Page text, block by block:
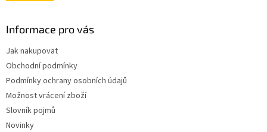
Informace pro vás
Jak nakupovat
Obchodní podmínky
Podmínky ochrany osobních údajů
Možnost vrácení zboží
Slovník pojmů
Novinky